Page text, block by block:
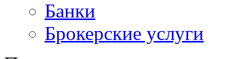
Банки
Брокерские услуги